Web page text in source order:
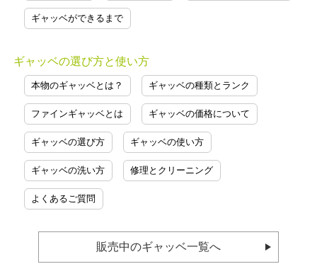
ギャッベができるまで
ギャッベの選び方と使い方
本物のギャッベとは？ ギャッベの種類とランク
ファインギャッベとは ギャッベの価格について
ギャッベの選び方 ギャッベの使い方
ギャッベの洗い方 修理とクリーニング
よくあるご質問
販売中のギャッベ一覧へ